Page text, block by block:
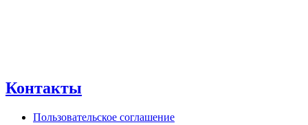
Контакты
Пользовательское соглашение